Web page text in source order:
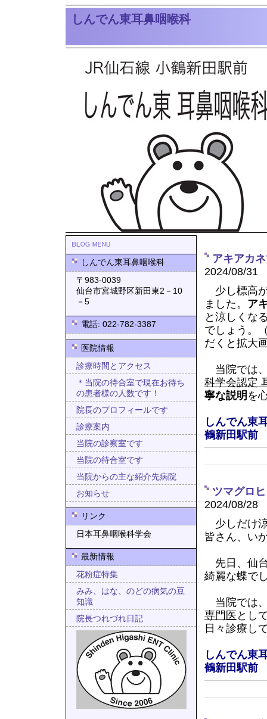
しんでん東耳鼻咽喉科
しんでん東耳鼻咽喉科
〒983-0039
仙台市宮城野区新田東2－10
－5
電話: 022-782-3387
医院情報
診療時間とアクセス
＊当院の待合室で現在お待ち
の患者様の人数です！
院長のプロフィールです
診療案内
当院の診察室です
当院の待合室です
当院からの主な紹介先病院
お知らせ
リンク
日本耳鼻咽喉科学会
最新情報
花粉症特集
みみ、はな、のどの病気の豆
知識
院長つれづれ日記
アキアカ
2024/08/31
少し標高
ました。 ア
と涼しくな
でしょう。
だくと拡大
当院では
科学会認定
寧な説明 を
しんでん東
鶴新田駅前
ツマグロ
2024/08/28
少しだけ
皆さん、い
先日、仙
綺麗な蝶で
当院では
専門医 とし
日々診療し
しんでん東
鶴新田駅前